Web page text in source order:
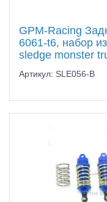
GPM-Racing
6061-t6, набор
sledge monster
Артикул: SLE056-B